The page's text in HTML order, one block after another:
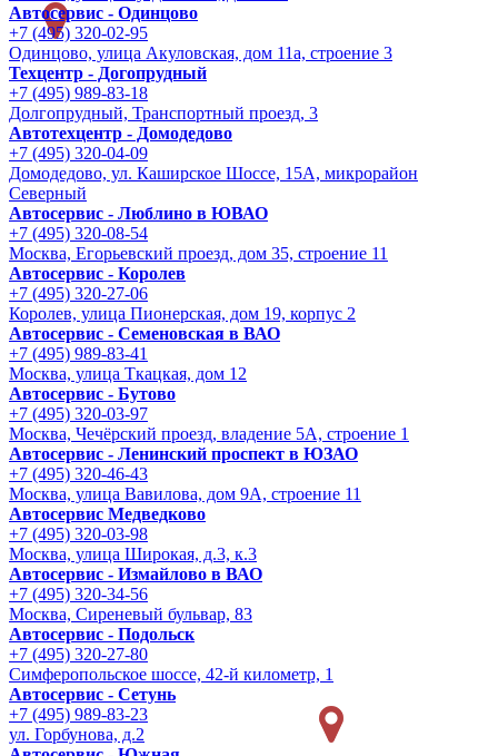
Автосервис - Одинцово
+7 (495) 320-02-95
Одинцово, улица Акуловская, дом 11а, строение 3
Техцентр - Догопрудный
+7 (495) 989-83-18
Долгопрудный, Транспортный проезд, 3
Автотехцентр - Домодедово
+7 (495) 320-04-09
Домодедово, ул. Каширское Шоссе, 15А, микрорайон
Северный
Автосервис - Люблино в ЮВАО
+7 (495) 320-08-54
Москва, Егорьевский проезд, дом 35, строение 11
Автосервис - Королев
+7 (495) 320-27-06
Королев, улица Пионерская, дом 19, корпус 2
Автосервис - Семеновская в ВАО
+7 (495) 989-83-41
Москва, улица Ткацкая, дом 12
Автосервис - Бутово
+7 (495) 320-03-97
Москва, Чечёрский проезд, владение 5А, строение 1
Автосервис - Ленинский проспект в ЮЗАО
+7 (495) 320-46-43
Москва, улица Вавилова, дом 9A, строение 11
Автосервис Медведково
+7 (495) 320-03-98
Москва, улица Широкая, д.3, к.3
Автосервис - Измайлово в ВАО
+7 (495) 320-34-56
Москва, Сиреневый бульвар, 83
Автосервис - Подольск
+7 (495) 320-27-80
Симферопольское шоссе, 42-й километр, 1
Автосервис - Сетунь
+7 (495) 989-83-23
ул. Горбунова, д.2